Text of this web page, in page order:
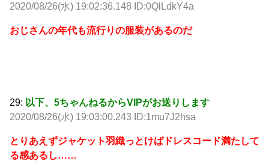
2020/08/26(水) 19:02:36.148 ID:0QlLdkY4a
おじさんの年代も流行りの服装があるのだ
29: 以下、5ちゃんねるからVIPがお送りします
2020/08/26(水) 19:03:00.243 ID:1mu7J2hsa
とりあえずジャケット羽織っとけばドレスコード満たして
る感あるし……